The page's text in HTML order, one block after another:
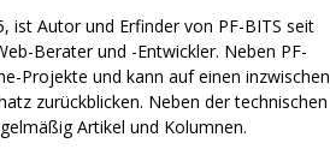
ist Autor und Erfinder von PF-BITS seit
Berater und -Entwickler. Neben PF-
Projekte und kann auf einen inzwischen
zurückblicken. Neben der technischen
Artikel und Kolumnen.